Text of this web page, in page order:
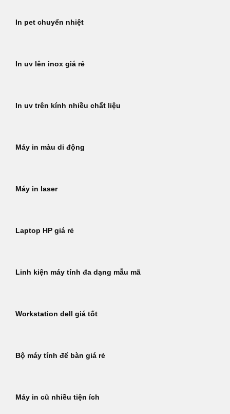
In pet chuyển nhiệt
In uv lên inox giá rẻ
In uv trên kính nhiều chất liệu
Máy in màu di động
Máy in laser
Laptop HP giá rẻ
Linh kiện máy tính đa dạng mẫu mã
Workstation dell giá tốt
Bộ máy tính để bàn giá rẻ
Máy in cũ nhiều tiện ích